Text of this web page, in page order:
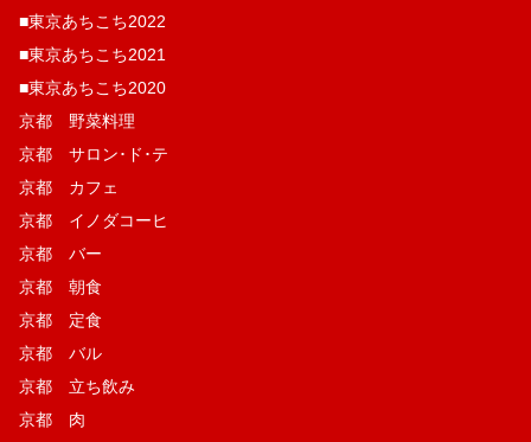
■東京あちこち2022
■東京あちこち2021
■東京あちこち2020
京都 野菜料理
京都 サロン･ド･テ
京都 カフェ
京都 イノダコーヒ
京都 バー
京都 朝食
京都 定食
京都 バル
京都 立ち飲み
京都 肉